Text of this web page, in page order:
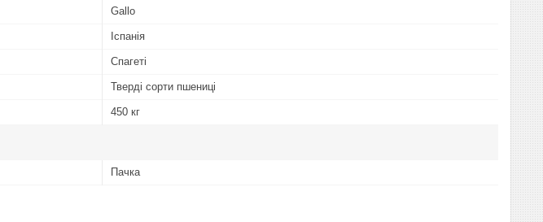
Gallo
Іспанія
Спагеті
Тверді сорти пшениці
450 кг
Пачка